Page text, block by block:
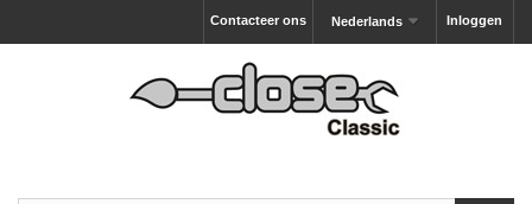
Inloggen
Nederlands
Contacteer ons